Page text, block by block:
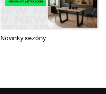
Novinky sezóny